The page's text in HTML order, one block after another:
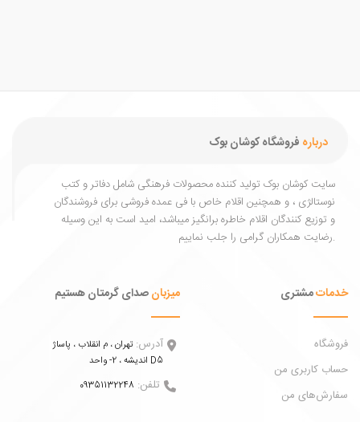
فروشگاه کوشان بوک
کوشان بوک تولید کننده محصولات فرهنگی شامل دفاتر و کتب
، و همچنین اقلام خاص با فی عمده فروشی برای فروشندگان
کنندگان اقلام خاطره برانگیز میباشد، امید است به این وسیله
مشتری
کاربری من
من
صدای گرمتان هستیم
آدرس:تهران ، م انقلاب ، پاساژ
تلفن:09351132248